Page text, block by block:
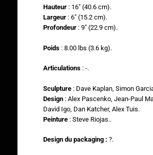
Hauteur : 16″ (40.6 cm).
Largeur: 6″ (15.2 cm).
Profondeur: 9″ (22.9 cm).
Poids: 8.00 lbs (3.6 kg).
Articulations: -.
Sculpture : Dave Kaplan, Simon
Design: Alex Pascenko, Jean-Paul
David Igo, Dan Katcher, Alex Tuis.
Peinture: Steve Riojas..
Design du packaging : ?.